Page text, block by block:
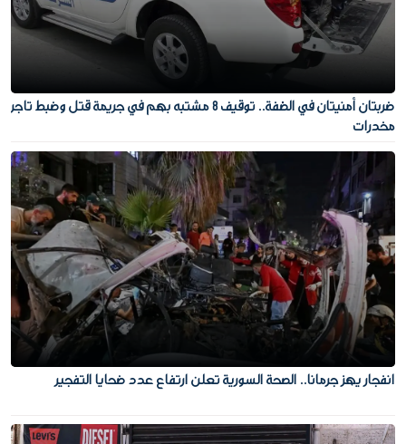
ضربتان أمنيتان في الضفة.. توقيف 8 مشتبه بهم في جريمة قتل وضبط تاجر
مخدرات
انفجار يهز جرمانا.. الصحة السورية تعلن ارتفاع عدد ضحايا التفجير